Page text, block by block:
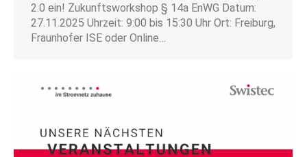
2.0 ein! Zukunftsworkshop § 14a EnWG Datum:
27.11.2025 Uhrzeit: 9:00 bis 15:30 Uhr Ort: Freiburg,
Fraunhofer ISE oder Online…